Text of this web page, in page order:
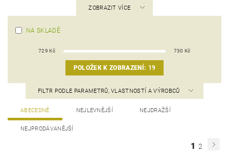
ZOBRAZIT VÍCE
NA SKLADĚ
729 Kč 730 Kč
POLOŽEK K ZOBRAZENÍ: 19
FILTR PODLE PARAMETRŮ, VLASTNOSTÍ A VÝROBCŮ
ABECEDNĚ NEJLEVNĚJŠÍ NEJDRAŽŠÍ
NEJPRODÁVANĚJŠÍ
1 2